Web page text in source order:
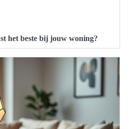
het beste bij jouw woning?